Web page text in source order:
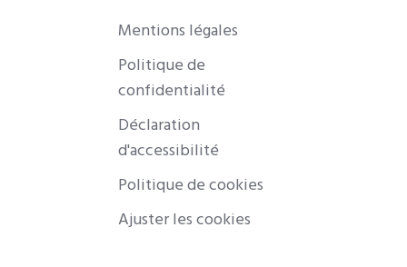
Mentions légales
Politique de
confidentialité
Déclaration
d'accessibilité
Politique de cookies
Ajuster les cookies